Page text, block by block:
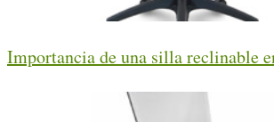
Importancia de una silla reclinable